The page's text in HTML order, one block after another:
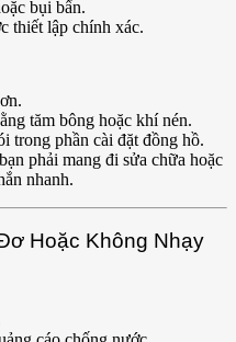
bụi bẩn.
thiết lập chính xác.
tăm bông hoặc khí nén.
trong phần cài đặt đồng hồ.
phải mang đi sửa chữa hoặc
nhanh.
Hoặc Không Nhạy